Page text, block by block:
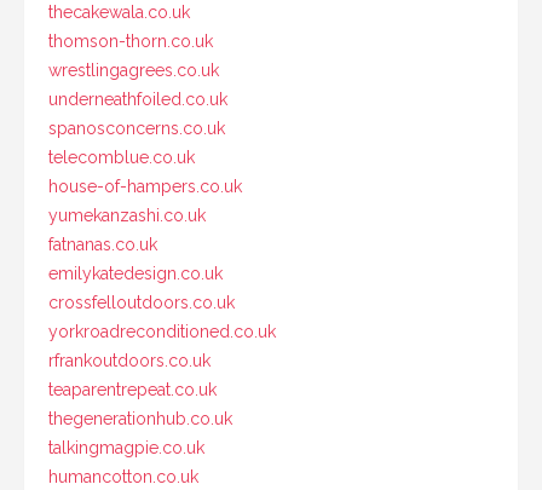
thecakewala.co.uk
thomson-thorn.co.uk
wrestlingagrees.co.uk
underneathfoiled.co.uk
spanosconcerns.co.uk
telecomblue.co.uk
house-of-hampers.co.uk
yumekanzashi.co.uk
fatnanas.co.uk
emilykatedesign.co.uk
crossfelloutdoors.co.uk
yorkroadreconditioned.co.uk
rfrankoutdoors.co.uk
teaparentrepeat.co.uk
thegenerationhub.co.uk
talkingmagpie.co.uk
humancotton.co.uk